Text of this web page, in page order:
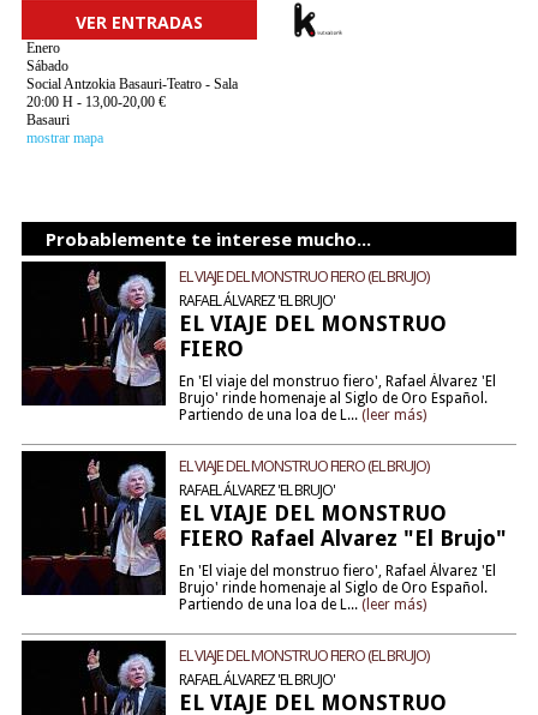
VER ENTRADAS
Enero
Sábado
Social Antzokia Basauri-Teatro - Sala
20:00 H - 13,00-20,00 €
Basauri
mostrar mapa
Probablemente te interese mucho...
EL VIAJE DEL MONSTRUO FIERO (EL BRUJO)
RAFAEL ÁLVAREZ 'EL BRUJO'
EL VIAJE DEL MONSTRUO
FIERO
En 'El viaje del monstruo fiero', Rafael Álvarez 'El
Brujo' rinde homenaje al Siglo de Oro Español.
Partiendo de una loa de L... (leer más)
EL VIAJE DEL MONSTRUO FIERO (EL BRUJO)
RAFAEL ÁLVAREZ 'EL BRUJO'
EL VIAJE DEL MONSTRUO
FIERO Rafael Alvarez "El Brujo"
En 'El viaje del monstruo fiero', Rafael Álvarez 'El
Brujo' rinde homenaje al Siglo de Oro Español.
Partiendo de una loa de L... (leer más)
EL VIAJE DEL MONSTRUO FIERO (EL BRUJO)
RAFAEL ÁLVAREZ 'EL BRUJO'
EL VIAJE DEL MONSTRUO